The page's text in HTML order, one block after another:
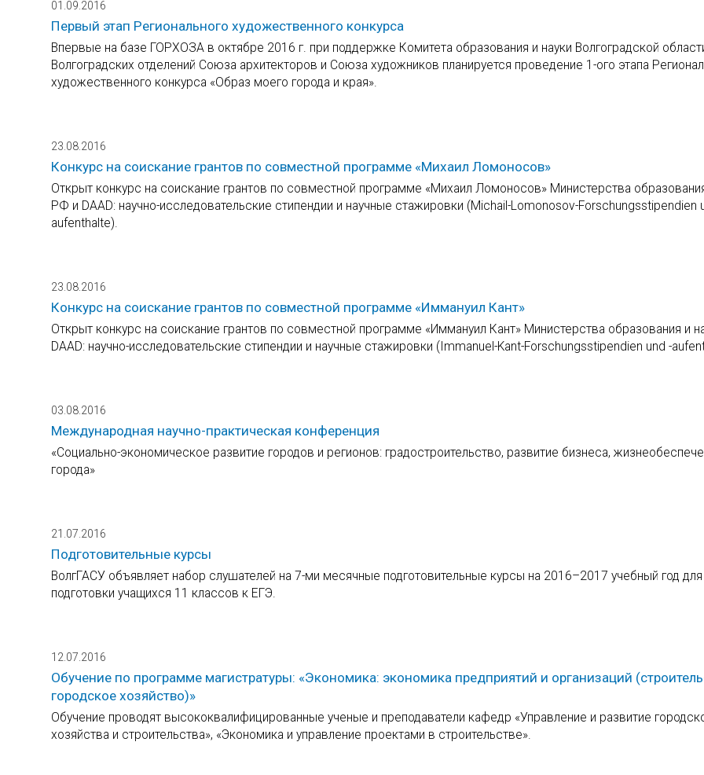
01.09.2016
Первый этап Регионального художественного конкурса
Впервые на базе ГОРХОЗА в октябре 2016 г. при поддержке Комитета образования и науки Волгоградской
Волгоградских отделений Союза архитекторов и Союза художников планируется проведение 1-ого этапа
художественного конкурса «Образ моего города и края».
23.08.2016
Конкурс на соискание грантов по совместной программе «Михаил Ломоносов»
Открыт конкурс на соискание грантов по совместной программе «Михаил Ломоносов» Министерства
РФ и DAAD: научно-исследовательские стипендии и научные стажировки (Michail-Lomonosov-Forschungsstipendien
aufenthalte).
23.08.2016
Конкурс на соискание грантов по совместной программе «Иммануил Кант»
Открыт конкурс на соискание грантов по совместной программе «Иммануил Кант» Министерства образования и
DAAD: научно-исследовательские стипендии и научные стажировки (Immanuel-Kant-Forschungsstipendien und -
03.08.2016
Международная научно-практическая конференция
«Социально-экономическое развитие городов и регионов: градостроительство, развитие бизнеса,
города»
21.07.2016
Подготовительные курсы
ВолгГАСУ объявляет набор слушателей на 7-ми месячные подготовительные курсы на 2016–2017 учебный год для
подготовки учащихся 11 классов к ЕГЭ.
12.07.2016
Обучение по программе магистратуры: «Экономика: экономика предприятий и организаций
городское хозяйство)»
Обучение проводят высококвалифицированные ученые и преподаватели кафедр «Управление и развитие
хозяйства и строительства», «Экономика и управление проектами в строительстве».